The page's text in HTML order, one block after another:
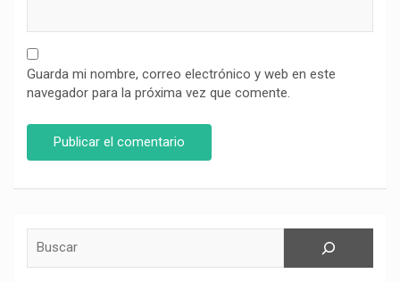
Guarda mi nombre, correo electrónico y web en este
navegador para la próxima vez que comente.